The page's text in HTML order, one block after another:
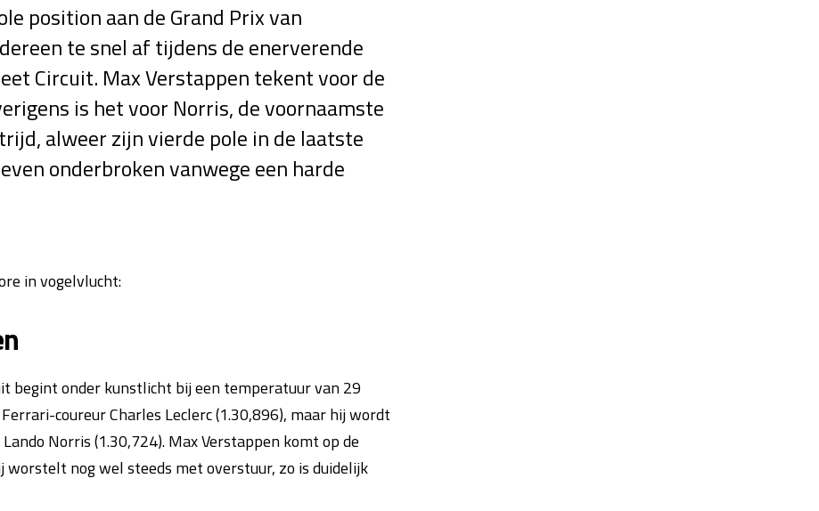
position aan de Grand Prix van
te snel af tijdens de enerverende
Circuit. Max Verstappen tekent voor de
is het voor Norris, de voornaamste
alweer zijn vierde pole in de laatste
onderbroken vanwege een harde
in vogelvlucht:
begint onder kunstlicht bij een temperatuur van 29
coureur Charles Leclerc (1.30,896), maar hij wordt
Norris (1.30,724). Max Verstappen komt op de
worstelt nog wel steeds met overstuur, zo is duidelijk